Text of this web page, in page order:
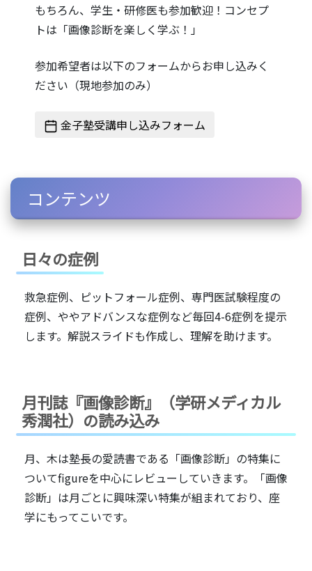
もちろん、学生・研修医も参加歓迎！コンセプ
トは「画像診断を楽しく学ぶ！」
参加希望者は以下のフォームからお申し込みく
ださい（現地参加のみ）
金子塾受講申し込みフォーム
コンテンツ
日々の症例
救急症例、ピットフォール症例、専門医試験程度の
症例、ややアドバンスな症例など毎回4-6症例を提示
します。解説スライドも作成し、理解を助けます。
月刊誌『画像診断』（学研メディカル
秀潤社）の読み込み
月、木は塾長の愛読書である「画像診断」の特集に
ついてfigureを中心にレビューしていきます。「画像
診断」は月ごとに興味深い特集が組まれており、座
学にもってこいです。